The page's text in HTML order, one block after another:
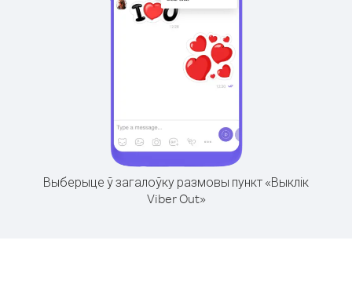
Выберыце ў загалоўку размовы пункт «Выклік
Viber Out»